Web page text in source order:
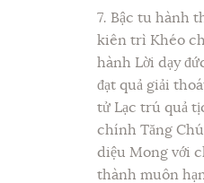
7. Bậc tu hành
kiên trì Khéo
hành Lời dạy
đạt quả giải
tử Lạc trú quả
chính Tăng
diệu Mong với
thành muôn